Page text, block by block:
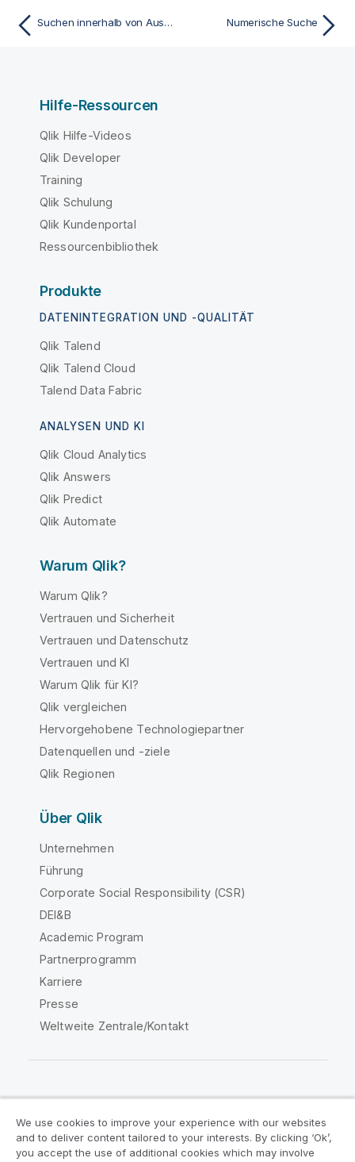
Suchen innerhalb von Auswahlen oder Visualisierungen Numerische Suche
Hilfe-Ressourcen
Qlik Hilfe-Videos
Qlik Developer
Training
Qlik Schulung
Qlik Kundenportal
Ressourcenbibliothek
Produkte
DATENINTEGRATION UND -QUALITÄT
Qlik Talend
Qlik Talend Cloud
Talend Data Fabric
ANALYSEN UND KI
Qlik Cloud Analytics
Qlik Answers
Qlik Predict
Qlik Automate
Warum Qlik?
Warum Qlik?
Vertrauen und Sicherheit
Vertrauen und Datenschutz
Vertrauen und KI
Warum Qlik für KI?
Qlik vergleichen
Hervorgehobene Technologiepartner
Datenquellen und -ziele
Qlik Regionen
Über Qlik
Unternehmen
Führung
Corporate Social Responsibility (CSR)
DEI&B
Academic Program
Partnerprogramm
Karriere
Presse
Weltweite Zentrale/Kontakt
Rechtliche Vereinbarungen
We use cookies to improve your experience with our websites
and to deliver content tailored to your interests. By clicking ‘Ok’,
you accept the use of additional cookies which may involve